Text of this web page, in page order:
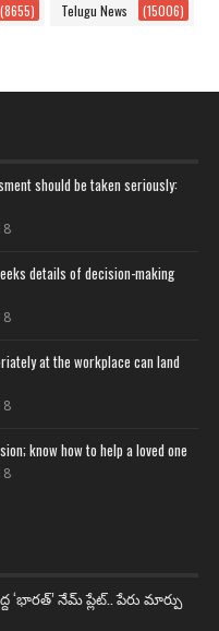
(8655) Telugu News (15006)
should be taken seriously:
details of decision-making
at the workplace can land
know how to help a loved one
‘భారత్’ నేమ్ ప్లేట్‌.. పేరు మార్పు